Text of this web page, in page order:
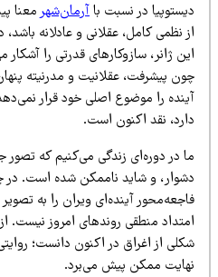
در نسبت باآرمان‌شهرمعنا پیدا
نظمی کامل، عقلانی و عادلانه باشد،
ژانر، سازوکارهای قدرتی را آشکار
پیشرفت، عقلانیت و مدرنیته پنهان
را موضوع اصلی خود قرار نمی‌دهد؛
نقد اکنون است.
در دوره‌ای زندگی می‌کنیم که تصور جهانی
و شاید ناممکن شده است. در چنین
آینده‌ای ویران را به تصویر
منطقی روندهای امروز نیست. از این
از اغراق در اکنون دانست؛ روایتی که
ممکن پیش می‌برد.